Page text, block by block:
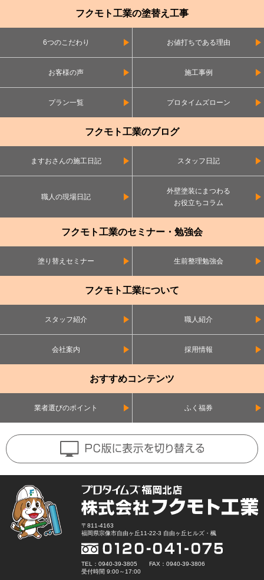
フクモト工業の塗替え工事
6つのこだわり お値打ちである理由
お客様の声 施工事例
プラン一覧 プロタイムズローン
フクモト工業のブログ
ますおさんの施工日記 スタッフ日記
職人の現場日記
外壁塗装にまつわる
お役立ちコラム
フクモト工業のセミナー・勉強会
塗り替えセミナー 生前整理勉強会
フクモト工業について
スタッフ紹介 職人紹介
会社案内 採用情報
おすすめコンテンツ
業者選びのポイント ふく福券
〒811-4163
福岡県宗像市自由ヶ丘11-22-3 自由ヶ丘ヒルズ・楓
TEL：0940-39-3805 FAX：0940-39-3806
受付時間 9:00～17:00